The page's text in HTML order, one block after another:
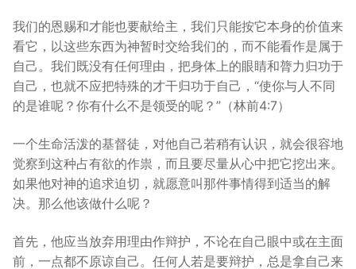
我们的恩赐和才能也要献给主，我们只能按它本身的价值来
看它，以这些东西为神暂时交给我们的，而不能看作是属于
自己。我们既没有任何理由，把身体上的眼睛和膂力归功于
自己，也就不应把特殊的才干归功于自己，“使你与人不同
的是谁呢？你有什么不是领受的呢？”（林前4:7）
一个生命活泼的基督徒，对他自己若稍有认识，就会很容地
觉察到这种占有欲的作祟，而且要尽量从心中把它挖出来。
如果他对神的追求迫切，就愿意叫那件事情得到适当的解
决。那么他该做什么呢？
首先，他应当放弃用理由作辩护，不论在自己眼中或在主面
前，一点都不原谅自己。任何人若是要辩护，总是拿自己来